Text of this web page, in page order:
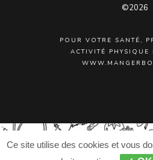
©2026
POUR VOTRE SANTÉ,
ACTIVITÉ PHYSIQUE
Ce site utilise des cookies et vous